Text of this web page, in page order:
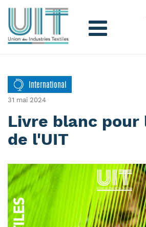
International
31 mai 2024
Livre blanc pour
de l'UIT